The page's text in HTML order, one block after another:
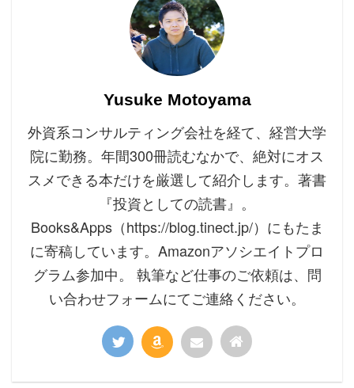
Yusuke Motoyama
外資系コンサルティング会社を経て、経営大学
院に勤務。年間300冊読むなかで、絶対にオス
スメできる本だけを厳選して紹介します。著書
『投資としての読書』。
Books&Apps（https://blog.tinect.jp/）にもたま
に寄稿しています。Amazonアソシエイトプロ
グラム参加中。 執筆など仕事のご依頼は、問
い合わせフォームにてご連絡ください。